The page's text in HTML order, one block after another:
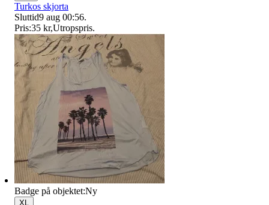
Turkos skjorta
Sluttid9 aug 00:56.
Pris:35 kr,Utropspris.
Badge på objektet:Ny
XL